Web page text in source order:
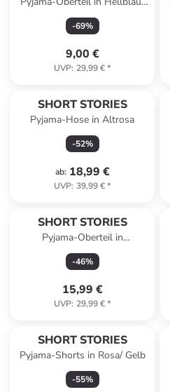
Orange
-69%
9,00 €
UVP: 29,99 €*
SHORT STORIES
Pyjama-Hose in Altrosa
-52%
ab: 18,99 €
UVP: 39,99 €*
SHORT STORIES
Pyjama-Oberteil in
Dunkelblau
-46%
15,99 €
UVP: 29,99 €*
SHORT STORIES
Pyjama-Shorts in Rosa/ Gelb
-55%